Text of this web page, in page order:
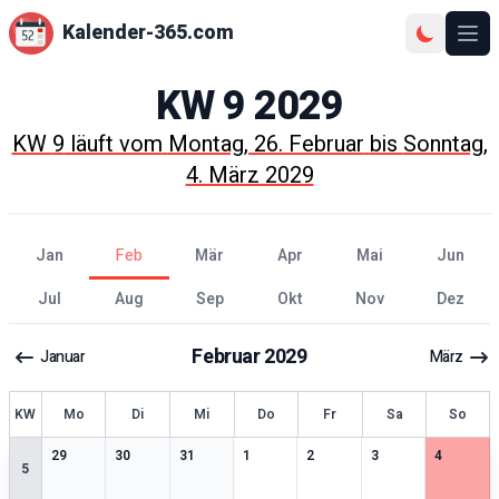
Kalender-365.com
KW92029
KW9läuft vomMontag, 26. FebruarbisSonntag,
4. März 2029
Jan Feb Mär Apr Mai
Jun
Jul
Aug Sep Okt Nov Dez
Januar Februar2029 März
KW Mo Di Mi Do Fr Sa So
5
29
0særlige datoer
30
0særlige datoer
31
0særlige datoer
10 særlige datoer
2
0særlige datoer
3
0særlige datoer
4
0særlige